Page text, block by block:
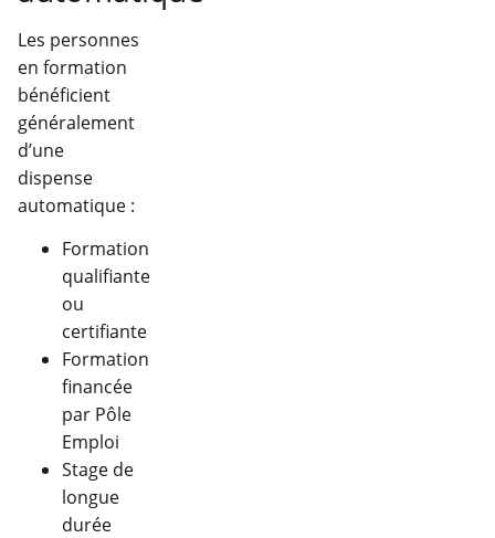
Les personnes
en formation
bénéficient
généralement
d’une
dispense
automatique :
Formation
qualifiante
ou
certifiante
Formation
financée
par Pôle
Emploi
Stage de
longue
durée